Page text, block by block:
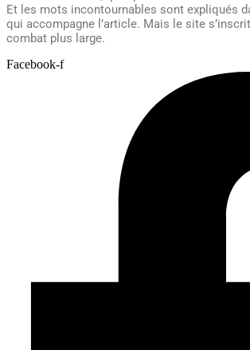
Et les mots incontournables sont expliqués
qui accompagne l’article. Mais le site
combat plus large.
Facebook-f